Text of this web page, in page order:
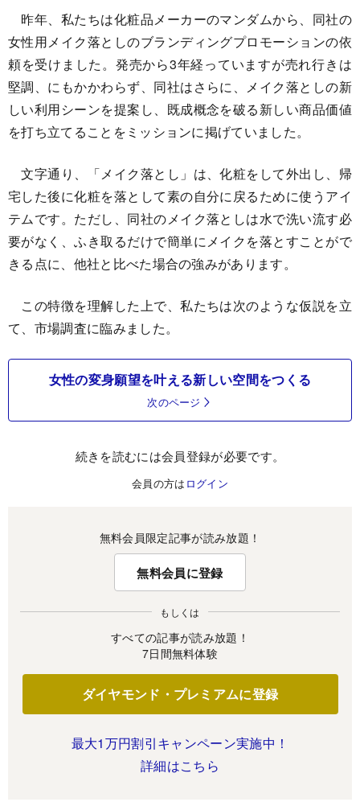
昨年、私たちは化粧品メーカーのマンダムから、同社の
女性用メイク落としのブランディングプロモーションの依
頼を受けました。発売から3年経っていますが売れ行きは
堅調、にもかかわらず、同社はさらに、メイク落としの新
しい利用シーンを提案し、既成概念を破る新しい商品価値
を打ち立てることをミッションに掲げていました。
文字通り、「メイク落とし」は、化粧をして外出し、帰
宅した後に化粧を落として素の自分に戻るために使うアイ
テムです。ただし、同社のメイク落としは水で洗い流す必
要がなく、ふき取るだけで簡単にメイクを落とすことがで
きる点に、他社と比べた場合の強みがあります。
この特徴を理解した上で、私たちは次のような仮説を立
て、市場調査に臨みました。
女性の変身願望を叶える新しい空間をつくる
次のページ
続きを読むには会員登録が必要です。
会員の方は ログイン
無料会員限定記事が読み放題！
無料会員に登録
もしくは
すべての記事が読み放題！
7日間無料体験
ダイヤモンド・プレミアムに登録
最大1万円割引キャンペーン実施中！
詳細はこちら